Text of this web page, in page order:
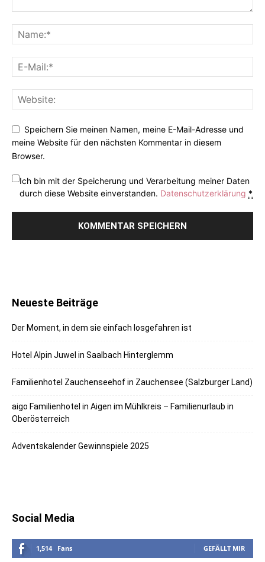
Speichern Sie meinen Namen, meine E-Mail-Adresse und
meine Website für den nächsten Kommentar in diesem
Browser.
Ich bin mit der Speicherung und Verarbeitung meiner Daten
durch diese Website einverstanden. Datenschutzerklärung *
Neueste Beiträge
Der Moment, in dem sie einfach losgefahren ist
Hotel Alpin Juwel in Saalbach Hinterglemm
Familienhotel Zauchenseehof in Zauchensee (Salzburger Land)
aigo Familienhotel in Aigen im Mühlkreis – Familienurlaub in
Oberösterreich
Adventskalender Gewinnspiele 2025
Social Media
1,514 Fans GEFÄLLT MIR